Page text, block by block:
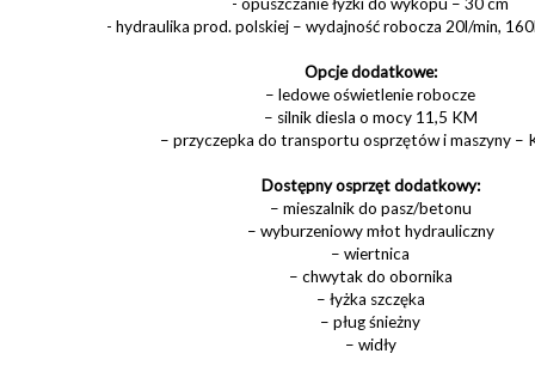
- hydraulika prod. polskiej – wydajność robocza 20l/min,
Opcje dodatkowe:
– ledowe oświetlenie robocze
– silnik diesla o mocy 11,5 KM
– przyczepka do transportu osprzętów i maszyny –
Dostępny osprzęt dodatkowy:
– mieszalnik do pasz/betonu
– wyburzeniowy młot hydrauliczny
– wiertnica
– chwytak do obornika
– łyżka szczęka
– pług śnieżny
– widły